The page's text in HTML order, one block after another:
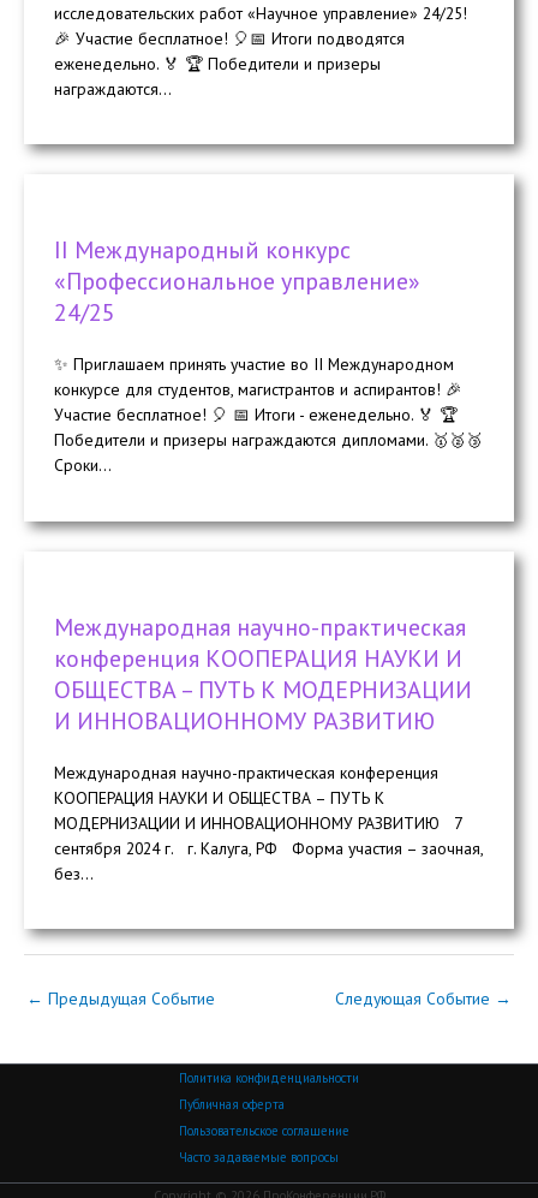
исследовательских работ «Научное управление» 24/25!
🎉 Участие бесплатное! 🎈📅 Итоги подводятся
еженедельно. 🏅 🏆 Победители и призеры
награждаются...
II Международный конкурс
«Профессиональное управление»
24/25
✨ Приглашаем принять участие во II Международном
конкурсе для студентов, магистрантов и аспирантов! 🎉
Участие бесплатное! 🎈 📅 Итоги - еженедельно. 🏅 🏆
Победители и призеры награждаются дипломами. 🥇🥈🥉
Сроки...
Международная научно-практическая
конференция КООПЕРАЦИЯ НАУКИ И
ОБЩЕСТВА – ПУТЬ К МОДЕРНИЗАЦИИ
И ИННОВАЦИОННОМУ РАЗВИТИЮ
Международная научно-практическая конференция
КООПЕРАЦИЯ НАУКИ И ОБЩЕСТВА – ПУТЬ К
МОДЕРНИЗАЦИИ И ИННОВАЦИОННОМУ РАЗВИТИЮ 7
сентября 2024 г. г. Калуга, РФ Форма участия – заочная,
без...
← Предыдущая Событие Следующая Событие →
Политика конфиденциальности
Публичная оферта
Пользовательское соглашение
Часто задаваемые вопросы